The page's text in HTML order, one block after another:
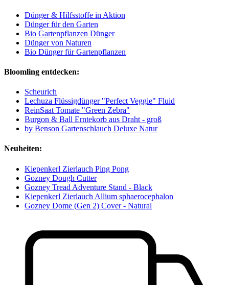
Dünger & Hilfsstoffe in Aktion
Dünger für den Garten
Bio Gartenpflanzen Dünger
Dünger von Naturen
Bio Dünger für Gartenpflanzen
Bloomling entdecken:
Scheurich
Lechuza Flüssigdünger "Perfect Veggie" Fluid
ReinSaat Tomate "Green Zebra"
Burgon & Ball Erntekorb aus Draht - groß
by Benson Gartenschlauch Deluxe Natur
Neuheiten:
Kiepenkerl Zierlauch Ping Pong
Gozney Dough Cutter
Gozney Tread Adventure Stand - Black
Kiepenkerl Zierlauch Allium sphaerocephalon
Gozney Dome (Gen 2) Cover - Natural